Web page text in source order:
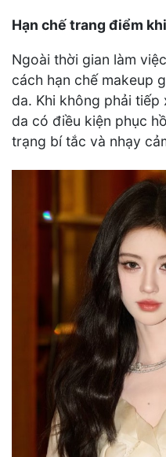
Hạn chế trang điểm
Ngoài thời gian làm
cách hạn chế makeup
da. Khi không phải
da có điều kiện phục
trạng bí tắc và nhạy